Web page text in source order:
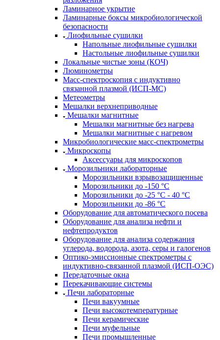
Ламинарное укрытие
Ламинарные боксы микробиологической
безопасности
Лиофильные сушилки
Напольные лиофильные сушилки
Настольные лиофильные сушилки
Локальные чистые зоны (КОЧ)
Люминометры
Масс-спектроскопия с индуктивно
связанной плазмой (ИСП-МС)
Метеометры
Мешалки верхнеприводные
Мешалки магнитные
Мешалки магнитные без нагрева
Мешалки магнитные с нагревом
Микробиологические масс-спектрометры
Микроскопы
Аксессуары для микроскопов
Морозильники лабораторные
Морозильники взрывозащищенные
Морозильники до -150 °С
Морозильники до -25 °С - 40 °С
Морозильники до -86 °С
Оборудование для автоматического посева
Оборудование для анализа нефти и
нефтепродуктов
Оборудование для анализа содержания
углерода, водорода, азота, серы и галогенов
Оптико-эмиссионные спектрометры с
индуктивно-связанной плазмой (ИСП-ОЭС)
Передаточные окна
Перекачивающие системы
Печи лабораторные
Печи вакуумные
Печи высокотемпературные
Печи керамические
Печи муфельные
Печи промышленные